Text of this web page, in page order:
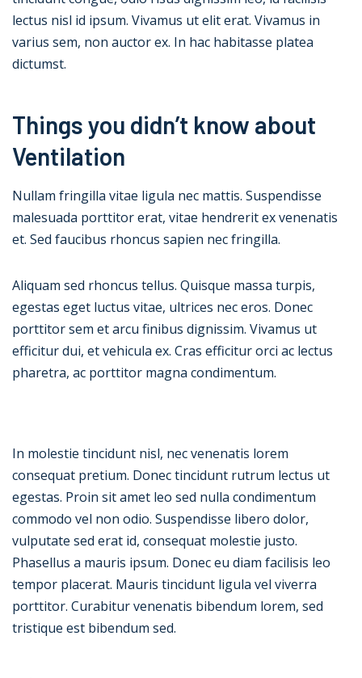
lectus nisl id ipsum. Vivamus ut elit erat. Vivamus in
varius sem, non auctor ex. In hac habitasse platea
dictumst.
Things you didn’t know about
Ventilation
Nullam fringilla vitae ligula nec mattis. Suspendisse
malesuada porttitor erat, vitae hendrerit ex venenatis
et. Sed faucibus rhoncus sapien nec fringilla.
Aliquam sed rhoncus tellus. Quisque massa turpis,
egestas eget luctus vitae, ultrices nec eros. Donec
porttitor sem et arcu finibus dignissim. Vivamus ut
efficitur dui, et vehicula ex. Cras efficitur orci ac lectus
pharetra, ac porttitor magna condimentum.
In molestie tincidunt nisl, nec venenatis lorem
consequat pretium. Donec tincidunt rutrum lectus ut
egestas. Proin sit amet leo sed nulla condimentum
commodo vel non odio. Suspendisse libero dolor,
vulputate sed erat id, consequat molestie justo.
Phasellus a mauris ipsum. Donec eu diam facilisis leo
tempor placerat. Mauris tincidunt ligula vel viverra
porttitor. Curabitur venenatis bibendum lorem, sed
tristique est bibendum sed.